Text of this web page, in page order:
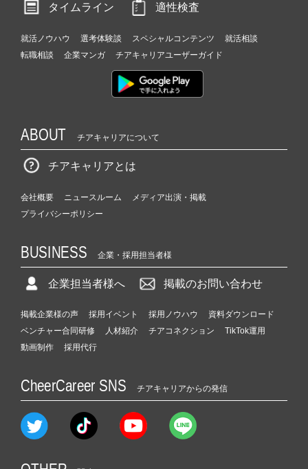
タイムライン
適性検査
就活ノウハウ 選考体験談 スペシャルコンテンツ
就活相談
転職相談
企業マンガ チアキャリアユーザーガイド
ABOUT チアキャリアについて
チアキャリアとは
会社概要 ニュースルーム
メディア出演・掲載
プライバシーポリシー
BUSINESS 企業・採用担当者様
企業担当者様へ 掲載のお問い合わせ
掲載企業様の声 採用イベント 採用ノウハウ
資料ダウンロード
ベンチャー合同研修
人材紹介 チアコネクション
TikTok運用
動画制作
採用代行
CheerCareer SNS チアキャリアからの発信